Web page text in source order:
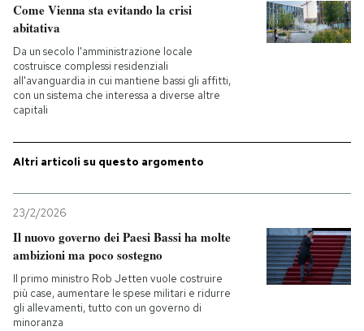
Come Vienna sta evitando la crisi
abitativa
Da un secolo l'amministrazione locale
costruisce complessi residenziali
all'avanguardia in cui mantiene bassi gli affitti,
con un sistema che interessa a diverse altre
capitali
Altri articoli su questo argomento
23/2/2026
Il nuovo governo dei Paesi Bassi ha molte
ambizioni ma poco sostegno
Il primo ministro Rob Jetten vuole costruire
più case, aumentare le spese militari e ridurre
gli allevamenti, tutto con un governo di
minoranza